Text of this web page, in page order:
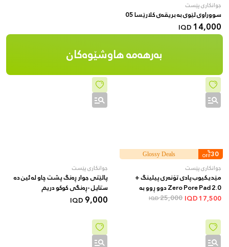
جوانکاری پێست
سووراوی لێوی بە بریقەی کلارێسا 05
14,000
IQD
بەرهەمە هاوشێوەکان
30
%
OFF
Glossy Deals
جوانکاری پێست
مێدیکیوب پادی تۆنەری پیلینگ +
Zero Pore Pad 2.0 دوو ڕوو بە
AHA/BHA + 70 دانە
17,500
25,000
IQD
جوانکاری پێست
پالێتی جوار ڕەنگ پشت چاو لە ئین دە
ستایل -ڕەنگی کوکو دریم
9,000
IQD